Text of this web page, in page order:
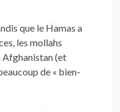
que le Hamas a
les mollahs
Afghanistan (et
de « bien-